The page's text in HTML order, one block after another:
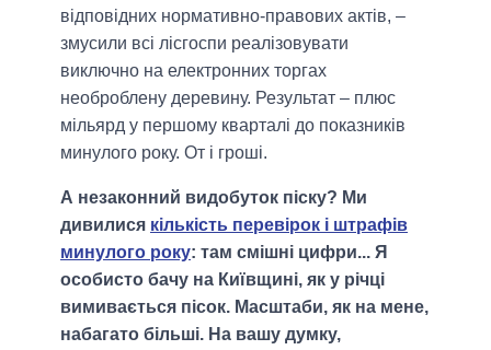
відповідних нормативно-правових актів, –
змусили всі лісгоспи реалізовувати
виключно на електронних торгах
необроблену деревину. Результат – плюс
мільярд у першому кварталі до показників
минулого року. От і гроші.
А незаконний видобуток піску? Ми
дивилися кількість перевірок і штрафів
минулого року: там смішні цифри... Я
особисто бачу на Київщині, як у річці
вимивається пісок. Масштаби, як на мене,
набагато більші. На вашу думку,